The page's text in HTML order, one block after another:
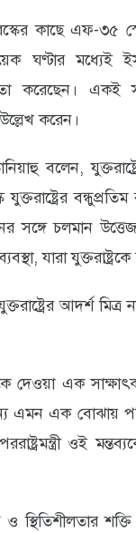
কাছে এফ-৩৫
মধ্যেই
করেছেন। একই
করেন।
বলেন,
বন্ধুপ্রতিম
সঙ্গে চলমান
যারা
আদর্শ
এক
এমন এক বোঝায়
ওই
ও স্থিতিশীলতার